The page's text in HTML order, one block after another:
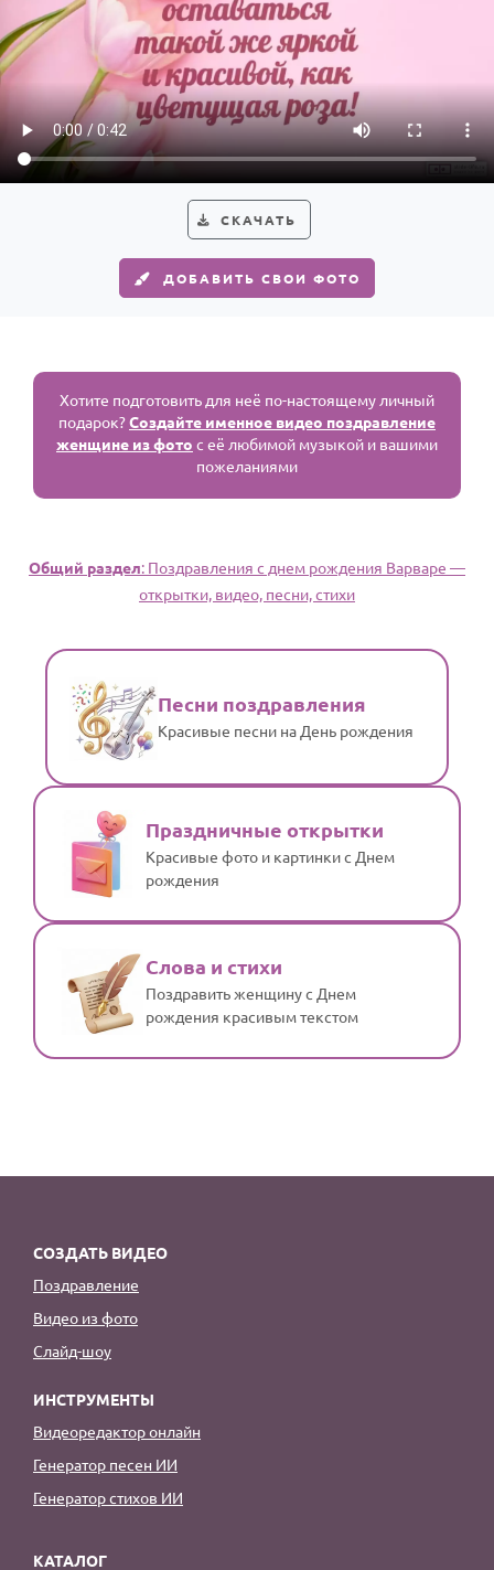
СКАЧАТЬ
ДОБАВИТЬ СВОИ ФОТО
Хотите подготовить для неё по-настоящему личный
подарок?Создайте именное видео поздравление
женщине из фото с её любимой музыкой и вашими
пожеланиями
Общий раздел: Поздравления с днем рождения Варваре —
открытки, видео, песни, стихи
Песни поздравления
Красивые песни на День рождения
Праздничные открытки
Красивые фото и картинки с Днем
рождения
Слова и стихи
Поздравить женщину с Днем
рождения красивым текстом
СОЗДАТЬ ВИДЕО
Поздравление
Видео из фото
Слайд-шоу
ИНСТРУМЕНТЫ
Видеоредактор онлайн
Генератор песен ИИ
Генератор стихов ИИ
КАТАЛОГ